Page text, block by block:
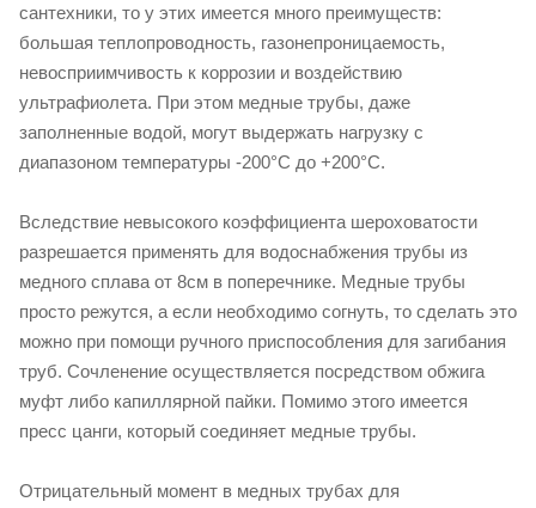
сантехники, то у этих имеется много преимуществ:
большая теплопроводность, газонепроницаемость,
невосприимчивость к коррозии и воздействию
ультрафиолета. При этом медные трубы, даже
заполненные водой, могут выдержать нагрузку c
диапазоном температуры -200°C до +200°С.
Вследствие невысокого коэффициента шероховатости
разрешается применять для водоснабжения трубы из
медного сплава от 8см в поперечнике. Медные трубы
просто режутся, а если необходимо согнуть, то сделать это
можно при помощи ручного приспособления для загибания
труб. Сочленение осуществляется посредством обжига
муфт либо капиллярной пайки. Помимо этого имеется
пресс цанги, который соединяет медные трубы.
Отрицательный момент в медных трубах для